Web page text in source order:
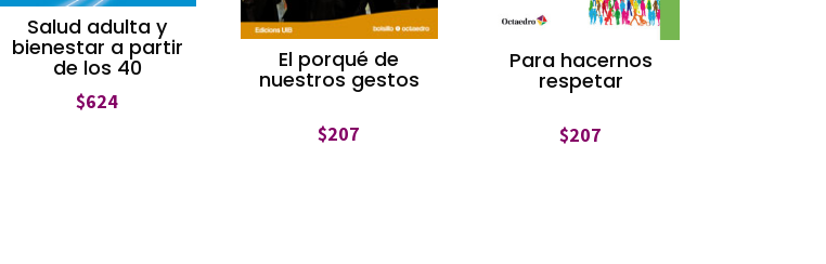
Salud adulta y
bienestar a partir
de los 40
$624
El porqué de
nuestros gestos
$207
Para hacernos
respetar
$207